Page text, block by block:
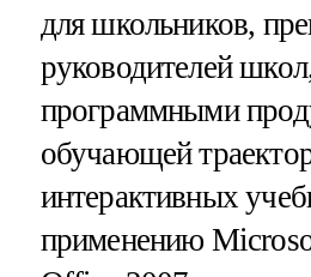
для школьников,
руководителей
программными
обучающей
интерактивных
применению